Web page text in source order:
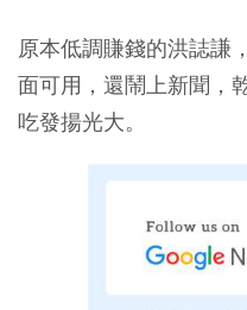
原本低調賺錢的洪誌謙
面可用，還鬧上新聞，
吃發揚光大。